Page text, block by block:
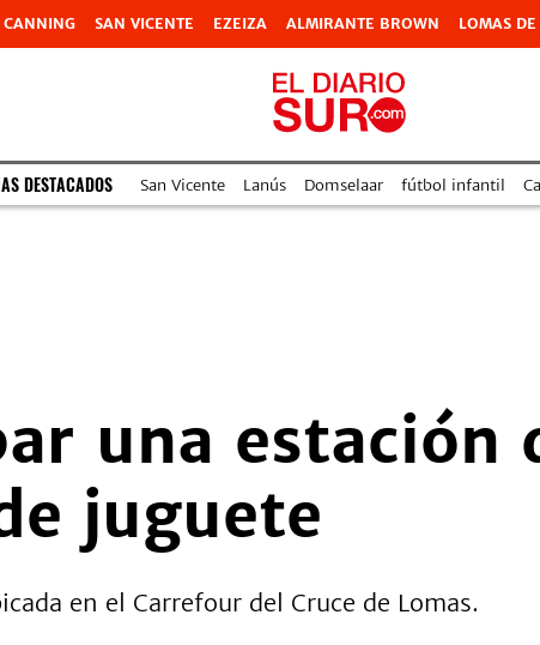
CANNING SAN VICENTE EZEIZA ALMIRANTE BROWN LOMAS
DESTACADOS San Vicente Lanús Domselaar fútbol infantil
una estación
juguete
en el Carrefour del Cruce de Lomas.